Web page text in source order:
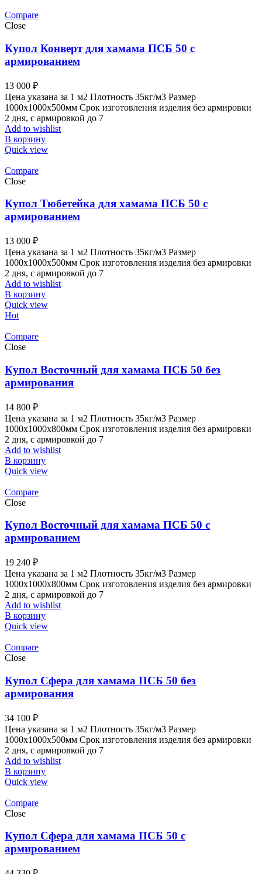
Compare
Close
Купол Конверт для хамама ПСБ 50 с
армированием
13 000 ₽
Цена указана за 1 м2 Плотность 35кг/м3 Размер
1000x1000x500мм Срок изготовления изделия без армировки
2 дня, с армировкой до 7
Add to wishlist
В корзину
Quick view
Compare
Close
Купол Тюбетейка для хамама ПСБ 50 с
армированием
13 000 ₽
Цена указана за 1 м2 Плотность 35кг/м3 Размер
1000x1000x500мм Срок изготовления изделия без армировки
2 дня, с армировкой до 7
Add to wishlist
В корзину
Quick view
Hot
Compare
Close
Купол Восточный для хамама ПСБ 50 без
армирования
14 800 ₽
Цена указана за 1 м2 Плотность 35кг/м3 Размер
1000x1000x800мм Срок изготовления изделия без армировки
2 дня, с армировкой до 7
Add to wishlist
В корзину
Quick view
Compare
Close
Купол Восточный для хамама ПСБ 50 с
армированием
19 240 ₽
Цена указана за 1 м2 Плотность 35кг/м3 Размер
1000x1000x800мм Срок изготовления изделия без армировки
2 дня, с армировкой до 7
Add to wishlist
В корзину
Quick view
Compare
Close
Купол Сфера для хамама ПСБ 50 без
армирования
34 100 ₽
Цена указана за 1 м2 Плотность 35кг/м3 Размер
1000x1000x500мм Срок изготовления изделия без армировки
2 дня, с армировкой до 7
Add to wishlist
В корзину
Quick view
Compare
Close
Купол Сфера для хамама ПСБ 50 с
армированием